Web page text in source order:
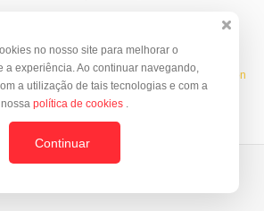
Template by © BrazilJS Foundation
no nosso site para melhorar o
a experiência. Ao continuar navegando,
a utilização de tais tecnologias e com a
nossa política de cookies .
Continuar